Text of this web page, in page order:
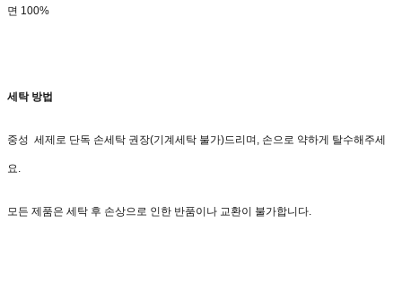
면 100%
세탁 방법
중성 세제로 단독 손세탁 권장(기계세탁 불가)드리며, 손으로 약하게 탈수해주세
요.
모든 제품은 세탁 후 손상으로 인한 반품이나 교환이 불가합니다.